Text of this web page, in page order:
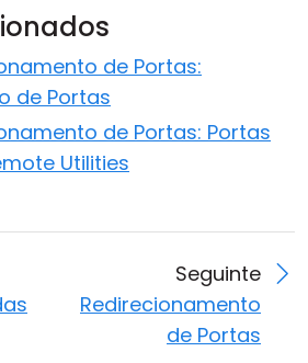
de Portas:
de Portas
de Portas: Portas
Utilities
Seguinte
Redirecionamento
de Portas